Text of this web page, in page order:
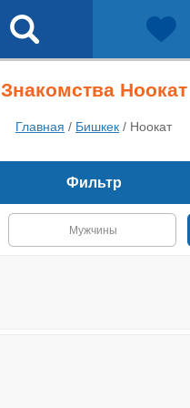
Знакомства Ноокат
Главная / Бишкек / Ноокат
Фильтр
Мужчины